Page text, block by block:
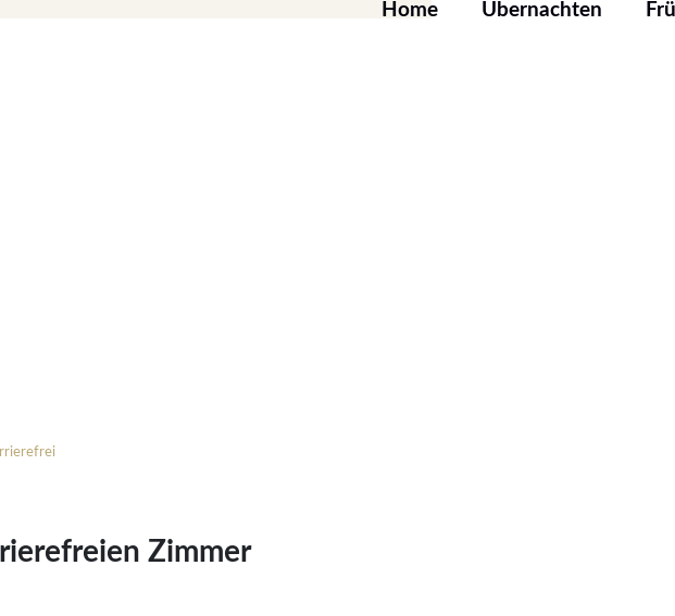
Home Übernachten
Zimmer